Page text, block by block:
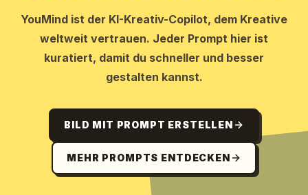
YouMind ist der KI-Kreativ-Copilot, dem Kreative
weltweit vertrauen. Jeder Prompt hier ist
kuratiert, damit du schneller und besser
gestalten kannst.
BILD MIT PROMPT ERSTELLEN
MEHR PROMPTS ENTDECKEN